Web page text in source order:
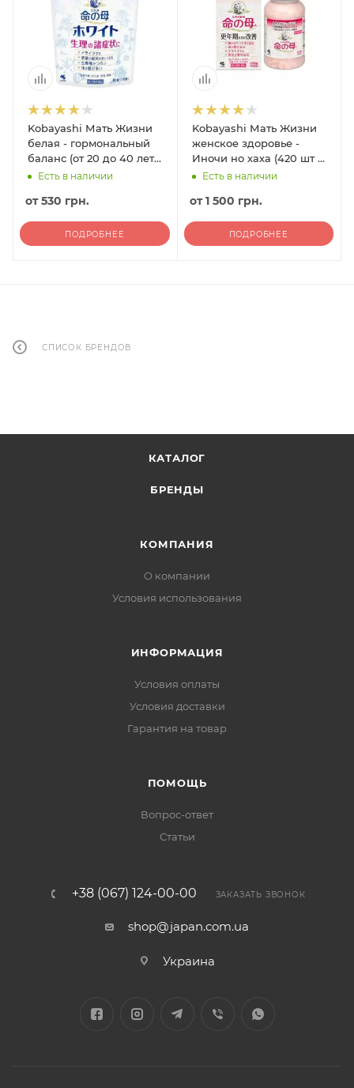
Kobayashi Мать Жизни
белая - гормональный
баланс (от 20 до 40 лет)
(84 шт - 7 дней)
Есть в наличии
от530 грн.
ПОДРОБНЕЕ
Kobayashi Мать Жизни
женское здоровье -
Иночи но хаха (420 шт -
35 дней)
Есть в наличии
от1 500 грн.
ПОДРОБНЕЕ
СПИСОК БРЕНДОВ
КАТАЛОГ
БРЕНДЫ
КОМПАНИЯ
О компании
Условия использования
ИНФОРМАЦИЯ
Условия оплаты
Условия доставки
Гарантия на товар
ПОМОЩЬ
Вопрос-ответ
Статьи
+38 (067) 124-00-00 ЗАКАЗАТЬ ЗВОНОК
shop@japan.com.ua
Украина